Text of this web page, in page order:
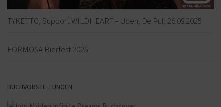
TYKETTO, Support WILDHEART – Uden, De Pul, 26.09.2025
FORMOSA Bierfest 2025
BUCHVORSTELLUNGEN